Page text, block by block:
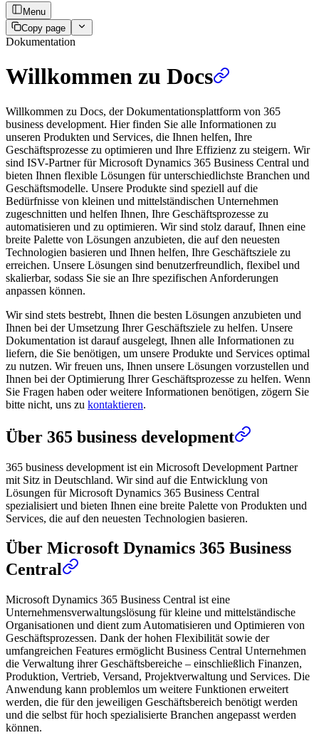
Menu
Copy page
Dokumentation
Willkommen zu Docs
Willkommen zu Docs, der Dokumentationsplattform von 365
business development. Hier finden Sie alle Informationen zu
unseren Produkten und Services, die Ihnen helfen, Ihre
Geschäftsprozesse zu optimieren und Ihre Effizienz zu steigern. Wir
sind ISV-Partner für Microsoft Dynamics 365 Business Central und
bieten Ihnen flexible Lösungen für unterschiedlichste Branchen und
Geschäftsmodelle. Unsere Produkte sind speziell auf die
Bedürfnisse von kleinen und mittelständischen Unternehmen
zugeschnitten und helfen Ihnen, Ihre Geschäftsprozesse zu
automatisieren und zu optimieren. Wir sind stolz darauf, Ihnen eine
breite Palette von Lösungen anzubieten, die auf den neuesten
Technologien basieren und Ihnen helfen, Ihre Geschäftsziele zu
erreichen. Unsere Lösungen sind benutzerfreundlich, flexibel und
skalierbar, sodass Sie sie an Ihre spezifischen Anforderungen
anpassen können.
Wir sind stets bestrebt, Ihnen die besten Lösungen anzubieten und
Ihnen bei der Umsetzung Ihrer Geschäftsziele zu helfen. Unsere
Dokumentation ist darauf ausgelegt, Ihnen alle Informationen zu
liefern, die Sie benötigen, um unsere Produkte und Services optimal
zu nutzen. Wir freuen uns, Ihnen unsere Lösungen vorzustellen und
Ihnen bei der Optimierung Ihrer Geschäftsprozesse zu helfen. Wenn
Sie Fragen haben oder weitere Informationen benötigen, zögern Sie
bitte nicht, uns zu kontaktieren.
Über 365 business development
365 business development ist ein Microsoft Development Partner
mit Sitz in Deutschland. Wir sind auf die Entwicklung von
Lösungen für Microsoft Dynamics 365 Business Central
spezialisiert und bieten Ihnen eine breite Palette von Produkten und
Services, die auf den neuesten Technologien basieren.
Über Microsoft Dynamics 365 Business
Central
Microsoft Dynamics 365 Business Central ist eine
Unternehmensverwaltungslösung für kleine und mittelständische
Organisationen und dient zum Automatisieren und Optimieren von
Geschäftsprozessen. Dank der hohen Flexibilität sowie der
umfangreichen Features ermöglicht Business Central Unternehmen
die Verwaltung ihrer Geschäftsbereiche – einschließlich Finanzen,
Produktion, Vertrieb, Versand, Projektverwaltung und Services. Die
Anwendung kann problemlos um weitere Funktionen erweitert
werden, die für den jeweiligen Geschäftsbereich benötigt werden
und die selbst für hoch spezialisierte Branchen angepasst werden
können.